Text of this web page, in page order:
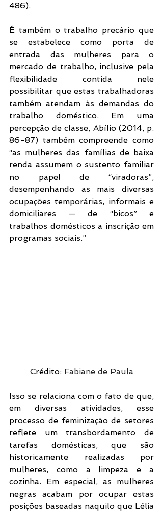
486).
É também o trabalho precário que
se estabelece como porta de
entrada das mulheres para o
mercado de trabalho, inclusive pela
flexibilidade contida nele
possibilitar que estas trabalhadoras
também atendam às demandas do
trabalho doméstico. Em uma
percepção de classe, Abílio (2014, p.
86-87) também compreende como
“as mulheres das famílias de baixa
renda assumem o sustento familiar
no papel de “viradoras”,
desempenhando as mais diversas
ocupações temporárias, informais e
domiciliares — de “bicos” e
trabalhos domésticos a inscrição em
programas sociais.”
Crédito: Fabiane de Paula
Isso se relaciona com o fato de que,
em diversas atividades, esse
processo de feminização de setores
reflete um transbordamento de
tarefas domésticas, que são
historicamente realizadas por
mulheres, como a limpeza e a
cozinha. Em especial, as mulheres
negras acabam por ocupar estas
posições baseadas naquilo que Lélia